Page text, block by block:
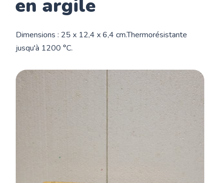
en argile
Dimensions : 25 x 12,4 x 6,4 cm.Thermorésistante
jusqu'à 1200 °C.